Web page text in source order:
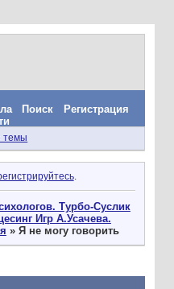
Поиск
Регистрация
темы
.
Турбо-Суслик
Игр А.Усачева.
» Я не могу говорить